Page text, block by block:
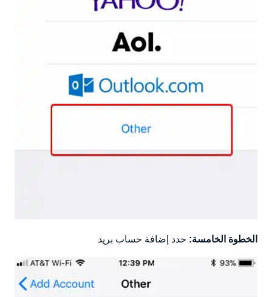
الخطوة الخامسة: حدد إضافة حساب بريد